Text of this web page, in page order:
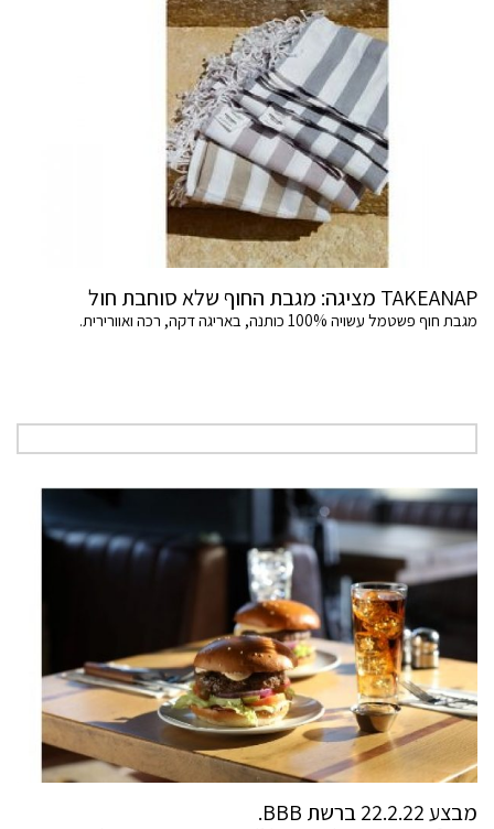
TAKEANAP מציגה: מגבת החוף שלא סוחבת חול
מגבת חוף פשטמל עשויה 100% כותנה, באריגה דקה, רכה ואוורירית.
מבצע 22.2.22 ברשת BBB.